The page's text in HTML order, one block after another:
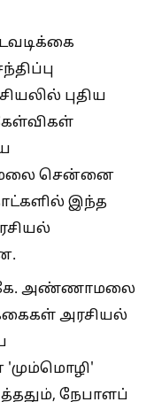
புதிய
சென்னை
இந்த
கே. அண்ணாமலை
அரசியல்
'மும்மொழி'
நேபாளப்